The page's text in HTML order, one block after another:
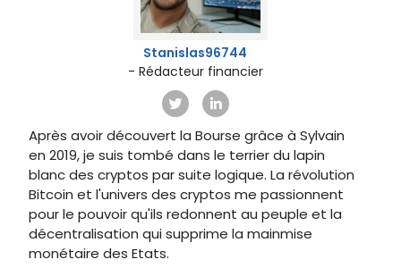
Stanislas96744
- Rédacteur financier
Après avoir découvert la Bourse grâce à Sylvain
en 2019, je suis tombé dans le terrier du lapin
blanc des cryptos par suite logique. La révolution
Bitcoin et l'univers des cryptos me passionnent
pour le pouvoir qu'ils redonnent au peuple et la
décentralisation qui supprime la mainmise
monétaire des Etats.